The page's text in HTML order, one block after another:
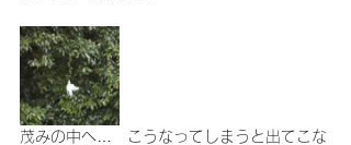
茂みの中へ…　こうなってしまうと出てこな